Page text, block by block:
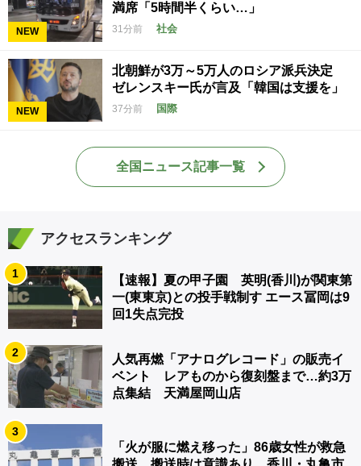
NEW
満席「5時間半くらい…」
31分前 社会
NEW
北朝鮮が3万～5万人のロシア派兵決定
ゼレンスキー氏が言及「韓国は支援を」
37分前 国際
全国ニュース記事一覧
アクセスランキング
1
【速報】夏の甲子園 英明(香川)が関東第
一(東東京)との投手戦制す エース冨岡は9
回1失点完投
2
人気再燃「アナログレコード」の販売イ
ベント レアものから復刻盤まで…約3万
点集結 天満屋岡山店
3
「火が服に燃え移った」86歳女性が救急